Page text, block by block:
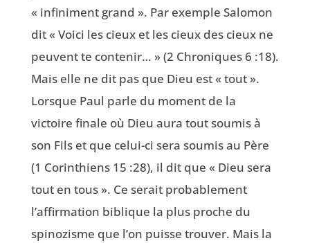
« infiniment grand ». Par exemple Salomon
dit « Voici les cieux et les cieux des cieux ne
peuvent te contenir… » (2 Chroniques 6 :18).
Mais elle ne dit pas que Dieu est « tout ».
Lorsque Paul parle du moment de la
victoire finale où Dieu aura tout soumis à
son Fils et que celui-ci sera soumis au Père
(1 Corinthiens 15 :28), il dit que « Dieu sera
tout en tous ». Ce serait probablement
l’affirmation biblique la plus proche du
spinozisme que l’on puisse trouver. Mais la